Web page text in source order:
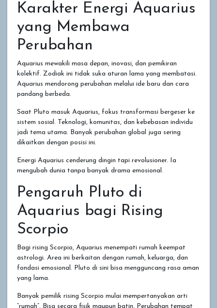
Karakter Energi Aquarius
yang Membawa
Perubahan
Aquarius mewakili masa depan, inovasi, dan pemikiran
kolektif. Zodiak ini tidak suka aturan lama yang membatasi.
Aquarius mendorong perubahan melalui ide baru dan cara
pandang berbeda.
Saat Pluto masuk Aquarius, fokus transformasi bergeser ke
sistem sosial. Teknologi, komunitas, dan kebebasan individu
jadi tema utama. Banyak perubahan global juga sering
dikaitkan dengan posisi ini.
Energi Aquarius cenderung dingin tapi revolusioner. Ia
mengubah dunia tanpa banyak drama emosional.
Pengaruh Pluto di
Aquarius bagi Rising
Scorpio
Bagi rising Scorpio, Aquarius menempati rumah keempat
astrologi. Area ini berkaitan dengan rumah, keluarga, dan
fondasi emosional. Pluto di sini bisa mengguncang rasa aman
yang lama.
Banyak pemilik rising Scorpio mulai mempertanyakan arti
“rumah”. Bisa secara fisik maupun batin. Perubahan tempat